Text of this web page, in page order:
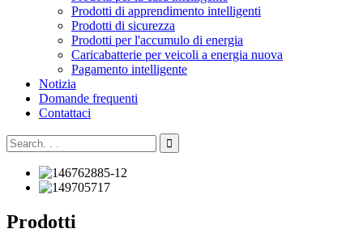
Prodotti di apprendimento intelligenti
Prodotti di sicurezza
Prodotti per l'accumulo di energia
Caricabatterie per veicoli a energia nuova
Pagamento intelligente
Notizia
Domande frequenti
Contattaci
Prodotti